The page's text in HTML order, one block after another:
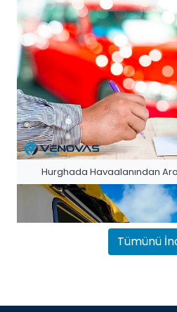
Hurghada Havaalanından
Tümünü